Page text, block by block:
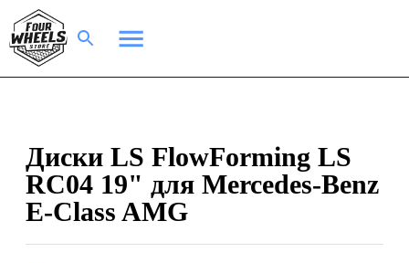
Диски LS FlowForming LS
RC04 19" для Mercedes-Benz
E-Class AMG